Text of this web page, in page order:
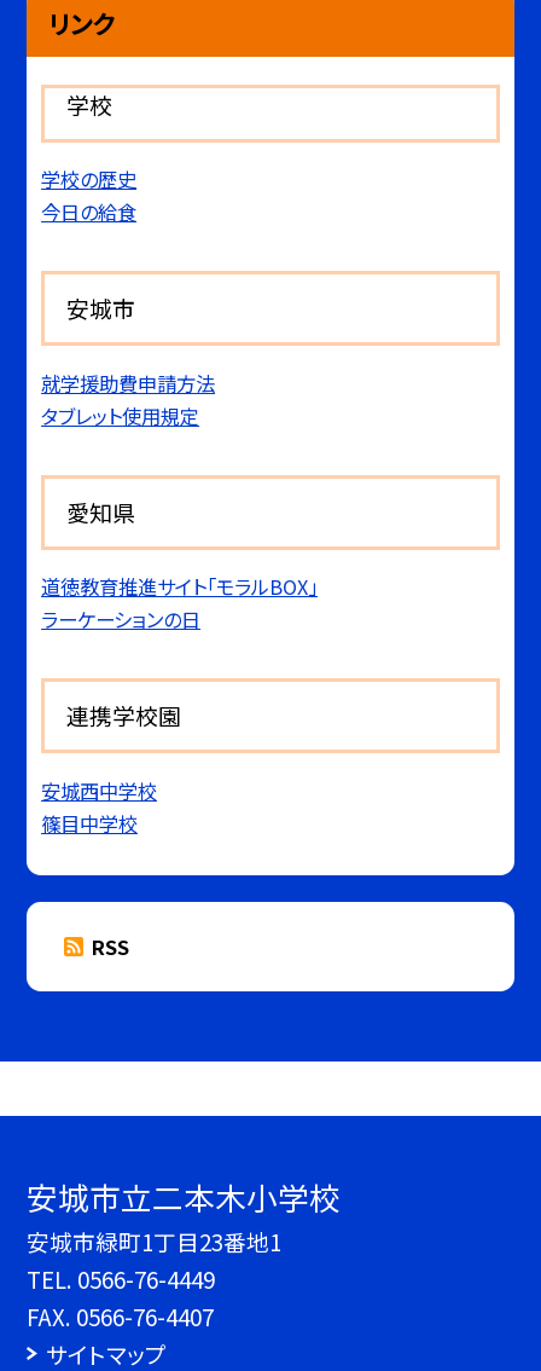
リンク
学校
学校の歴史
今日の給食
安城市
就学援助費申請方法
タブレット使用規定
愛知県
道徳教育推進サイト「モラルBOX」
ラーケーションの日
連携学校園
安城西中学校
篠目中学校
RSS
安城市立二本木小学校
安城市緑町1丁目23番地1
TEL. 0566-76-4449
FAX. 0566-76-4407
サイトマップ